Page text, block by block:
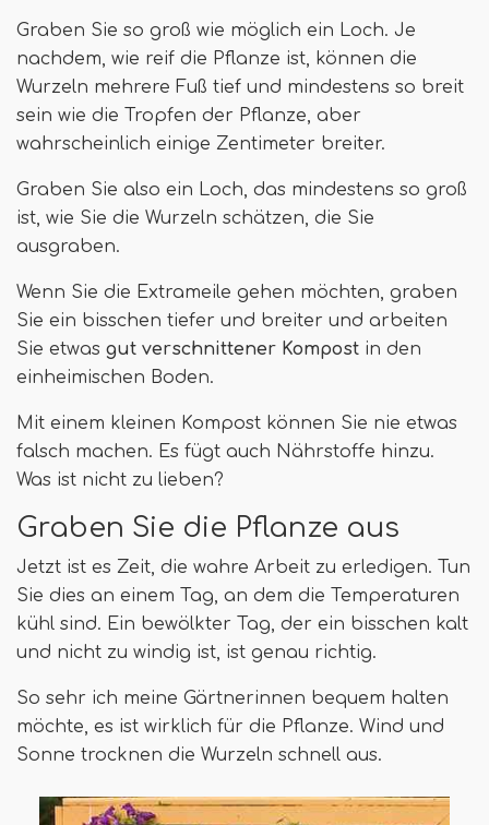
Graben Sie so groß wie möglich ein Loch. Je
nachdem, wie reif die Pflanze ist, können die
Wurzeln mehrere Fuß tief und mindestens so breit
sein wie die Tropfen der Pflanze, aber
wahrscheinlich einige Zentimeter breiter.
Graben Sie also ein Loch, das mindestens so groß
ist, wie Sie die Wurzeln schätzen, die Sie
ausgraben.
Wenn Sie die Extrameile gehen möchten, graben
Sie ein bisschen tiefer und breiter und arbeiten
Sie etwas gut verschnittener Kompost in den
einheimischen Boden.
Mit einem kleinen Kompost können Sie nie etwas
falsch machen. Es fügt auch Nährstoffe hinzu.
Was ist nicht zu lieben?
Graben Sie die Pflanze aus
Jetzt ist es Zeit, die wahre Arbeit zu erledigen. Tun
Sie dies an einem Tag, an dem die Temperaturen
kühl sind. Ein bewölkter Tag, der ein bisschen kalt
und nicht zu windig ist, ist genau richtig.
So sehr ich meine Gärtnerinnen bequem halten
möchte, es ist wirklich für die Pflanze. Wind und
Sonne trocknen die Wurzeln schnell aus.